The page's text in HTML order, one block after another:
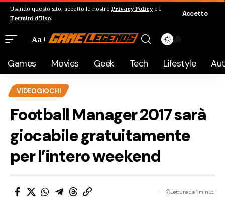
Usando questo sito, accetto le nostre Privacy Policye i
Termini d'Uso.
Accetto
Aa
Games Movies Geek Tech Lifestyle
VIDEOGIOCHI
Football Manager 2017 sarà
giocabile gratuitamente
per l’intero weekend
Lettura da 1 minuti